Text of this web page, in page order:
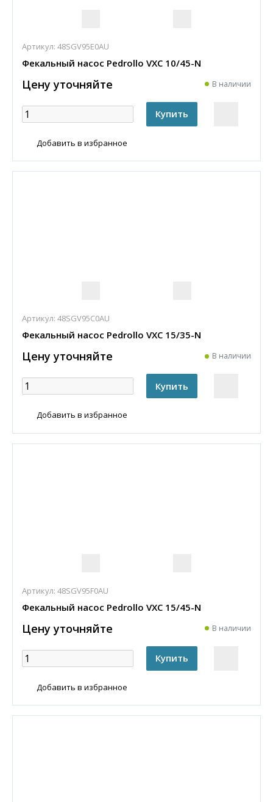
Артикул: 48SGV95E0AU
Фекальный насос Pedrollo VXC 10/45-N
Цену уточняйте В наличии
Добавить в избранное
Артикул: 48SGV95C0AU
Фекальный насос Pedrollo VXC 15/35-N
Цену уточняйте В наличии
Добавить в избранное
Артикул: 48SGV95F0AU
Фекальный насос Pedrollo VXC 15/45-N
Цену уточняйте В наличии
Добавить в избранное